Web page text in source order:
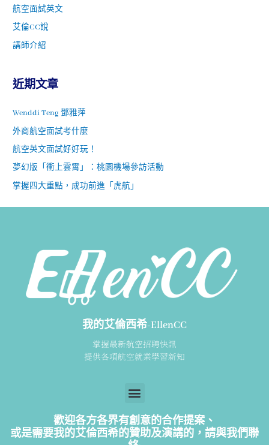
航空面試英文
艾倫CC說
講師介紹
近期文章
Wenddi Teng 鄧雅萍
外商航空面試考什麼
航空英文面試好好玩！
夢幻版「衝上雲霄」：桃園機場參訪活動
掌握四大重點，成功前進「虎航」
我的艾倫西希-EllenCC
掌握最新航空招聘快訊
提供各項航空就業學習新知
歡迎各方各界有創意的合作提案、
或是需要我的艾倫西希的贊助及演講的，請與我們聯